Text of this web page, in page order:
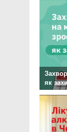
як